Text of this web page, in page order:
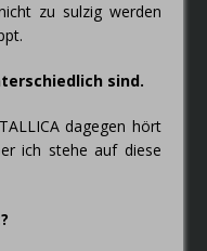
zu sulzig werden
sind.
dagegen hört
ich stehe auf diese